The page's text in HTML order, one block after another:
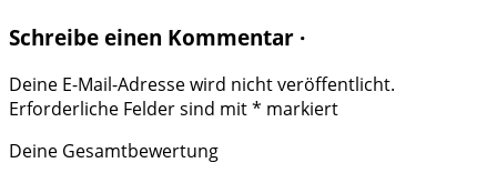
Schreibe einen Kommentar ·
Deine E-Mail-Adresse wird nicht veröffentlicht.
Erforderliche Felder sind mit* markiert
Deine Gesamtbewertung